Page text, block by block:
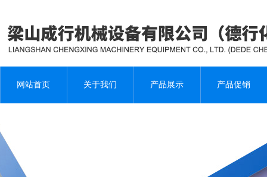
网站首页 关于我们 产品展示 产品促销